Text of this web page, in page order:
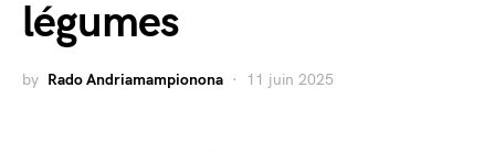
légumes
by Rado Andriamampionona 11 juin 2025